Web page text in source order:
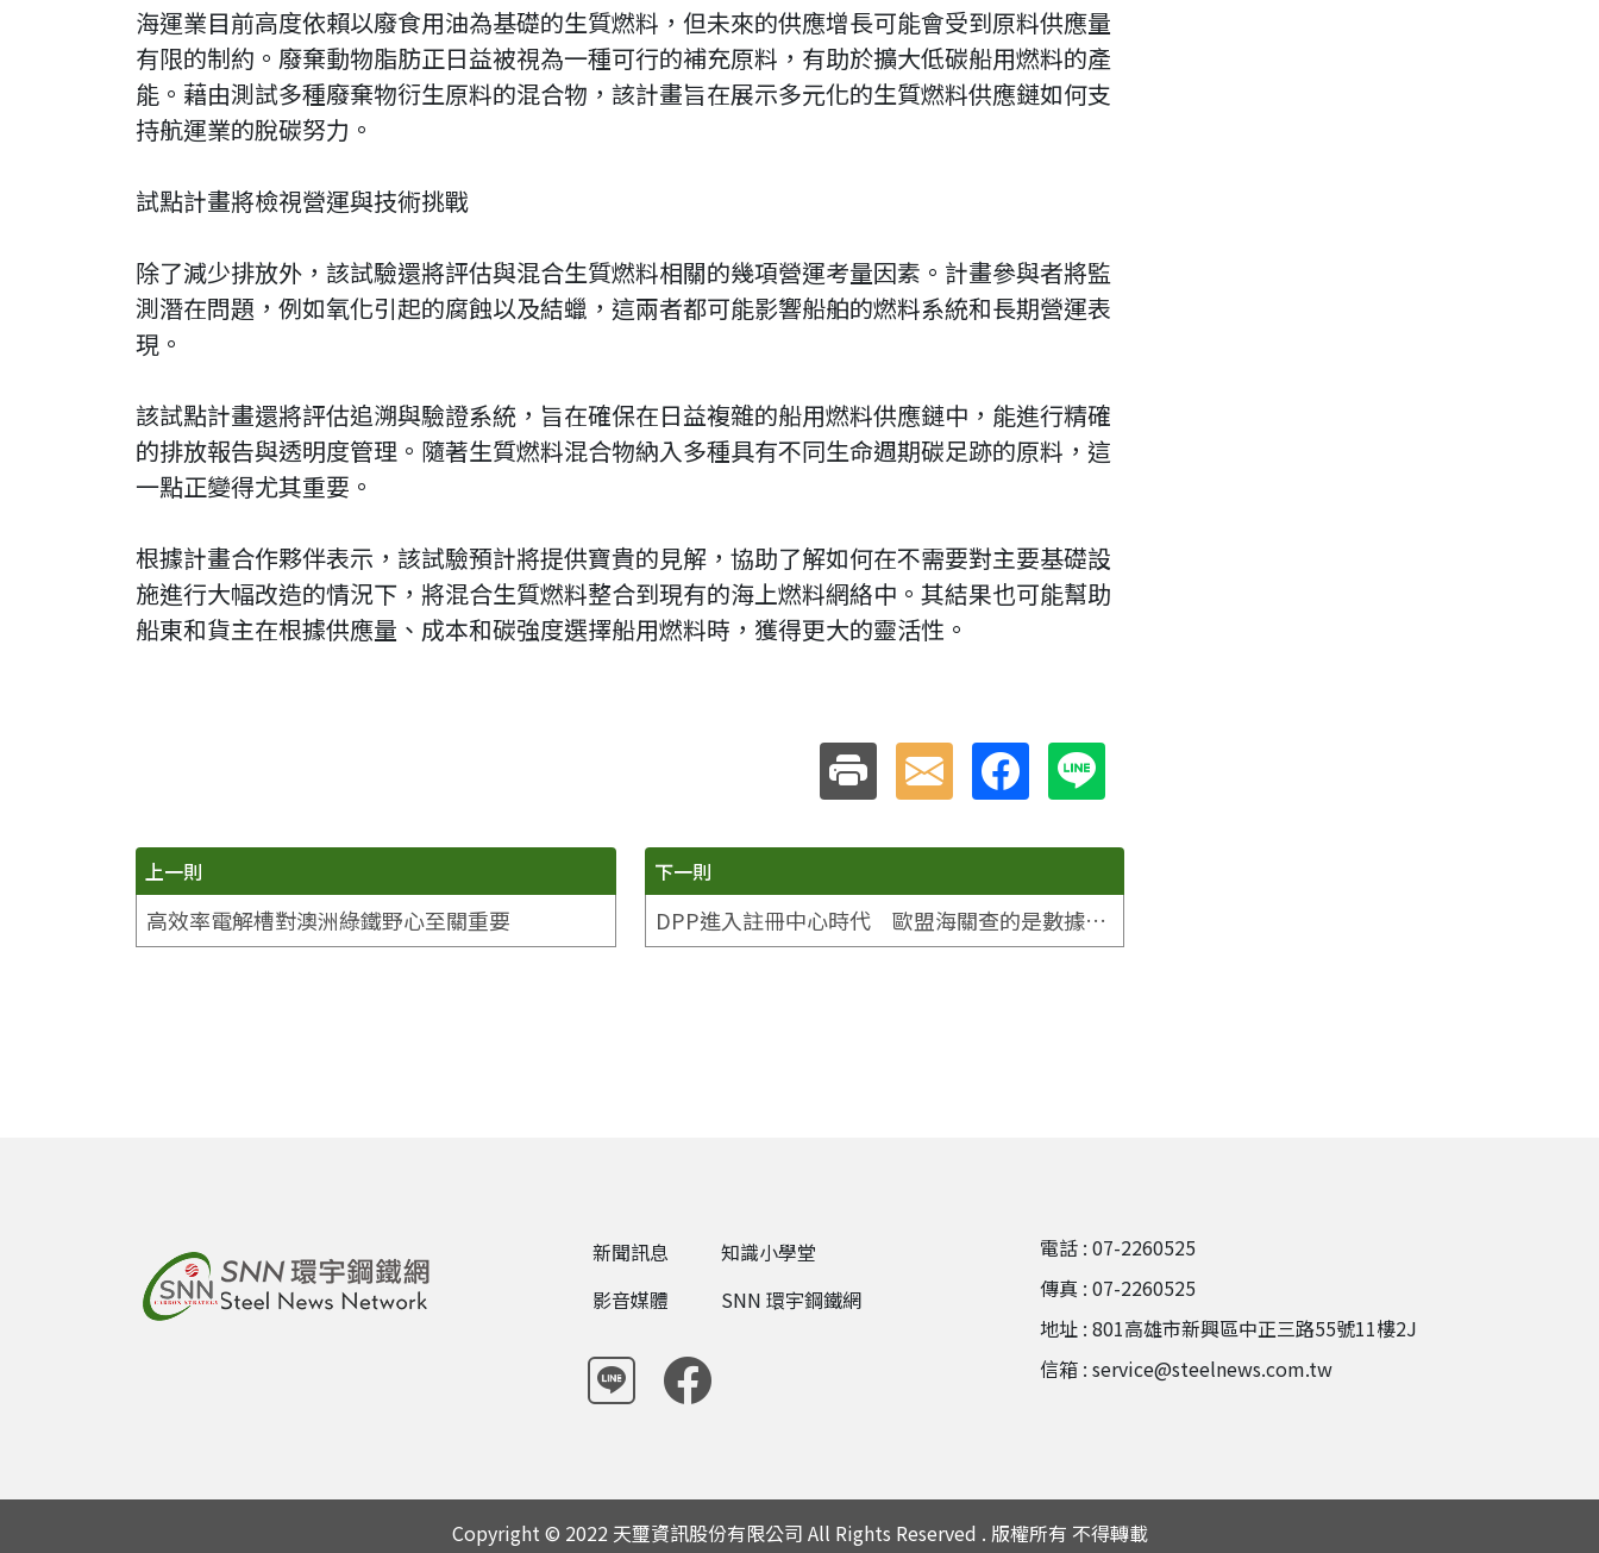
海運業目前高度依賴以廢食用油為基礎的生質燃料，但未來的供應增長可能會受到原料供應量
有限的制約。廢棄動物脂肪正日益被視為一種可行的補充原料，有助於擴大低碳船用燃料的產
能。藉由測試多種廢棄物衍生原料的混合物，該計畫旨在展示多元化的生質燃料供應鏈如何支
持航運業的脫碳努力。
試點計畫將檢視營運與技術挑戰
除了減少排放外，該試驗還將評估與混合生質燃料相關的幾項營運考量因素。計畫參與者將監
測潛在問題，例如氧化引起的腐蝕以及結蠟，這兩者都可能影響船舶的燃料系統和長期營運表
現。
該試點計畫還將評估追溯與驗證系統，旨在確保在日益複雜的船用燃料供應鏈中，能進行精確
的排放報告與透明度管理。隨著生質燃料混合物納入多種具有不同生命週期碳足跡的原料，這
一點正變得尤其重要。
根據計畫合作夥伴表示，該試驗預計將提供寶貴的見解，協助了解如何在不需要對主要基礎設
施進行大幅改造的情況下，將混合生質燃料整合到現有的海上燃料網絡中。其結果也可能幫助
船東和貨主在根據供應量、成本和碳強度選擇船用燃料時，獲得更大的靈活性。
上一則
高效率電解槽對澳洲綠鐵野心至關重要
下一則
DPP進入註冊中心時代 歐盟海關查的是數據，不是QR Code
新聞訊息
知識小學堂
影音媒體
SNN 環宇鋼鐵網
電話 : 07-2260525
傳真 : 07-2260525
地址 : 801高雄市新興區中正三路55號11樓2J
信箱 : service@steelnews.com.tw
Copyright © 2022 天璽資訊股份有限公司 All Rights Reserved . 版權所有 不得轉載